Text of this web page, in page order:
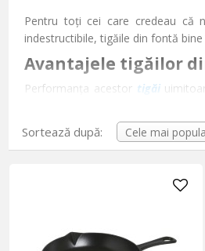
Pentru toți cei care credeau că
indestructibile, tigăile din fontă
Avantajele tigăilor
Performanța acestor tigăi
pufoasă clătită uriașă și de a prăji
că mâncărurile sunt gătite uniform
Ceea ce face ca tigăile din fontă
grăsime polimerizată. Cu fiecare
Ustensilele de gătit din fontă
Sortează după: